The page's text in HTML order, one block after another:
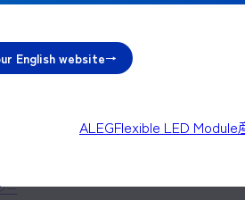
English website
ALEGFlexible LED Module
ー